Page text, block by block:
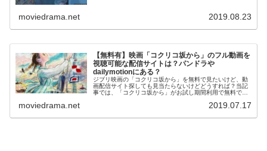
moviedrama.net 2019.08.23
【無料有】映画「コクリコ坂から」のフル動画を
視聴可能な配信サイトは？パンドラや
dailymotionにある？
ジブリ映画の「コクリコ坂から」を無料で見たいけど、動
画配信サイト探しても見当たらないけどどうすれば？当記
事では、「コクリコ坂から」がお試し期間利用で無料で視
moviedrama.net 2019.07.17